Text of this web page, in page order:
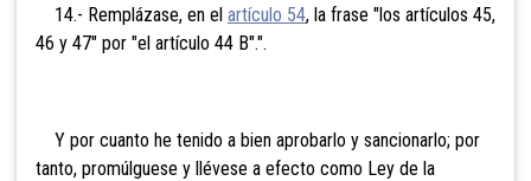
14.- Remplázase, en el artículo 54, la frase "los artículos 45,
46 y 47" por "el artículo 44 B".".
Y por cuanto he tenido a bien aprobarlo y sancionarlo; por
tanto, promúlguese y llévese a efecto como Ley de la